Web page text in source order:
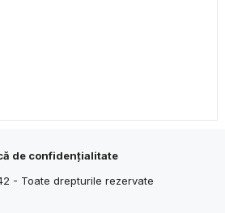
de confidențialitate
- Toate drepturile rezervate